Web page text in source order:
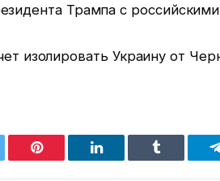
Трампа с
изолировать Украину от
Pinterest LinkedIn Tumblr